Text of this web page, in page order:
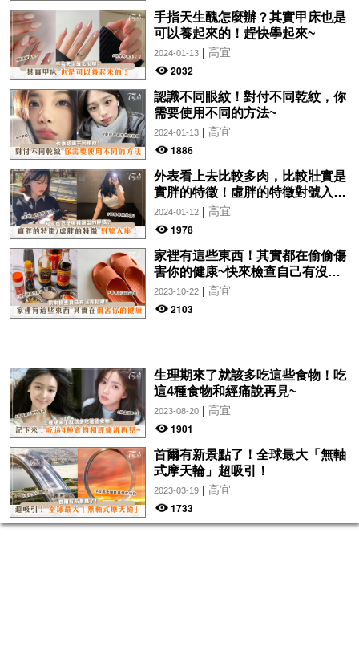
手指天生醜怎麼辦？其實甲床也是
可以養起來的！趕快學起來~
2024-01-13| 高宜
2032
認識不同眼紋！對付不同乾紋，你
需要使用不同的方法~
2024-01-13| 高宜
1886
外表看上去比較多肉，比較壯實是
實胖的特徵！虛胖的特徵對號入
座！
2024-01-12| 高宜
1978
家裡有這些東西！其實都在偷偷傷
害你的健康~快來檢查自己有沒有
犯吧！
2023-10-22| 高宜
2103
生理期來了就該多吃這些食物！吃
這4種食物和經痛說再見~
2023-08-20| 高宜
1901
首爾有新景點了！全球最大「無軸
式摩天輪」超吸引！
2023-03-19| 高宜
1733